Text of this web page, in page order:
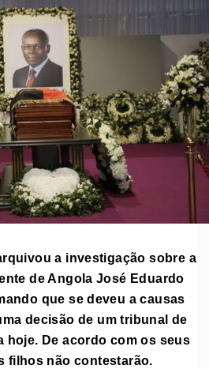
a investigação sobre a
de Angola José Eduardo
que se deveu a causas
decisão de um tribunal de
hoje. De acordo com os seus
filhos não contestarão.